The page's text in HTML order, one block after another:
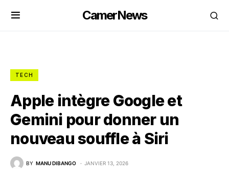
CamerNews
TECH
Apple intègre Google et
Gemini pour donner un
nouveau souffle à Siri
BY MANU DIBANGO JANVIER 13, 2026